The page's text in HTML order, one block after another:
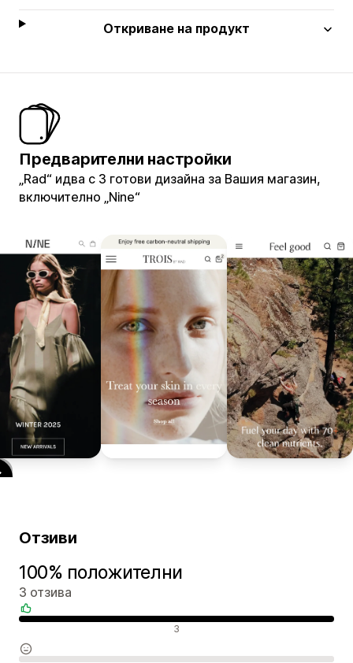
Откриване на продукт
Предварителни настройки
„Rad“ идва с 3 готови дизайна за Вашия магазин,
включително „Nine“
Отзиви
100% положителни
3 отзива
3